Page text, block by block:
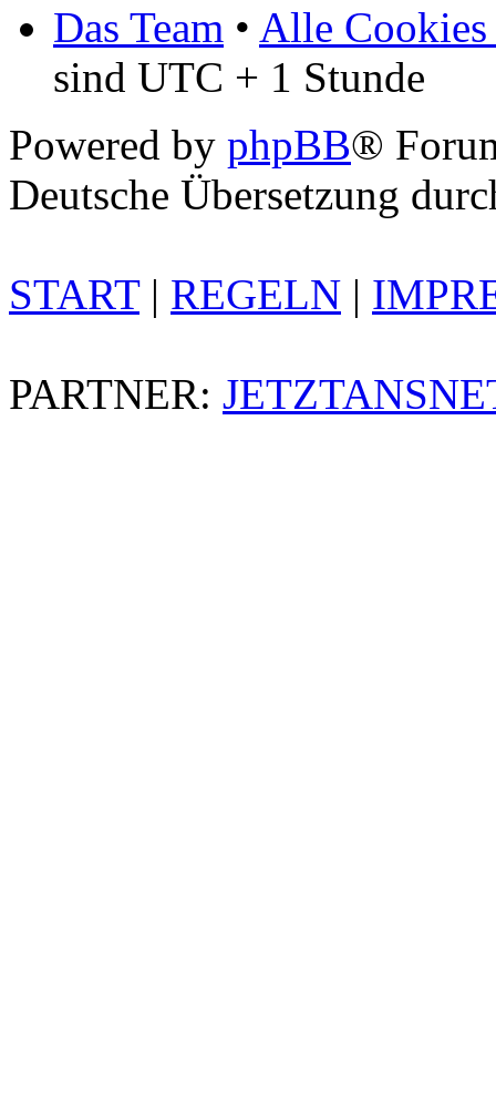
Das Team • Alle Cookies
sind UTC + 1 Stunde
Powered by phpBB®
Deutsche Übersetzung
START| REGELN |
PARTNER: